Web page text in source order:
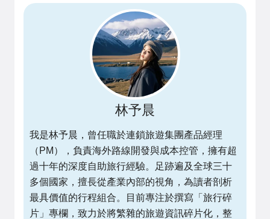
林予晨
我是林予晨，曾任職於連鎖旅遊集團產品經理
（PM），負責海外路線開發與成本控管，擁有超
過十年的深度自助旅行經驗。足跡遍及全球三十
多個國家，擅長從產業內部的視角，為讀者剖析
最具價值的行程組合。目前專注於撰寫「旅行碎
片」專欄，致力於將繁雜的旅遊資訊碎片化，整